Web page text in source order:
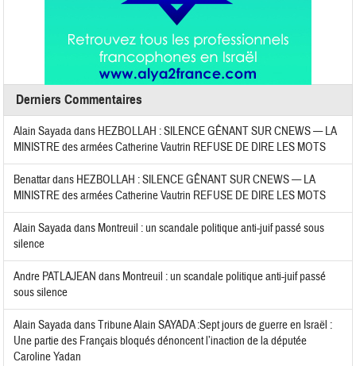
Derniers Commentaires
Alain Sayadadans HEZBOLLAH : SILENCE GÊNANT SUR CNEWS — LA
MINISTRE des armées Catherine Vautrin REFUSE DE DIRE LES MOTS
Benattardans HEZBOLLAH : SILENCE GÊNANT SUR CNEWS — LA
MINISTRE des armées Catherine Vautrin REFUSE DE DIRE LES MOTS
Alain Sayadadans Montreuil : un scandale politique anti-juif passé sous
silence
Andre PATLAJEAN dans Montreuil : un scandale politique anti-juif passé
sous silence
Alain SayadadansTribune Alain SAYADA :Sept jours de guerre en Israël :
Une partie des Français bloqués dénoncent l’inaction de la députée
Caroline Yadan